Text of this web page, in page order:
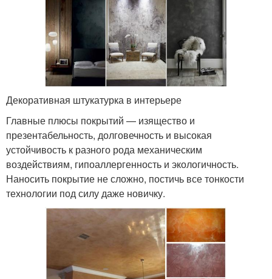
Декоративная штукатурка в интерьере
Главные плюсы покрытий — изящество и
презентабельность, долговечность и высокая
устойчивость к разного рода механическим
воздействиям, гипоаллергенность и экологичность.
Наносить покрытие не сложно, постичь все тонкости
технологии под силу даже новичку.